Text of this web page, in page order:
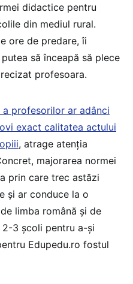
didactice pentru
din mediul rural.
ore de predare, îi
să înceapă să plece
profesoara.
profesorilor ar adânci
exact calitatea actului
, atrage atenția
majorarea normei
prin care trec astăzi
și ar conduce la o
limba română și de
3 școli pentru a-și
Edupedu.ro fostul